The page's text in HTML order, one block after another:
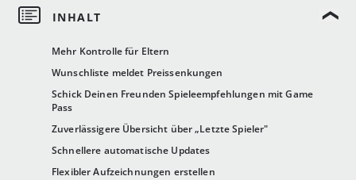
Mehr Kontrolle für Eltern
Wunschliste meldet Preissenkungen
Schick Deinen Freunden Spieleempfehlungen mit Game
Pass
Zuverlässigere Übersicht über „Letzte Spieler"
Schnellere automatische Updates
Flexibler Aufzeichnungen erstellen